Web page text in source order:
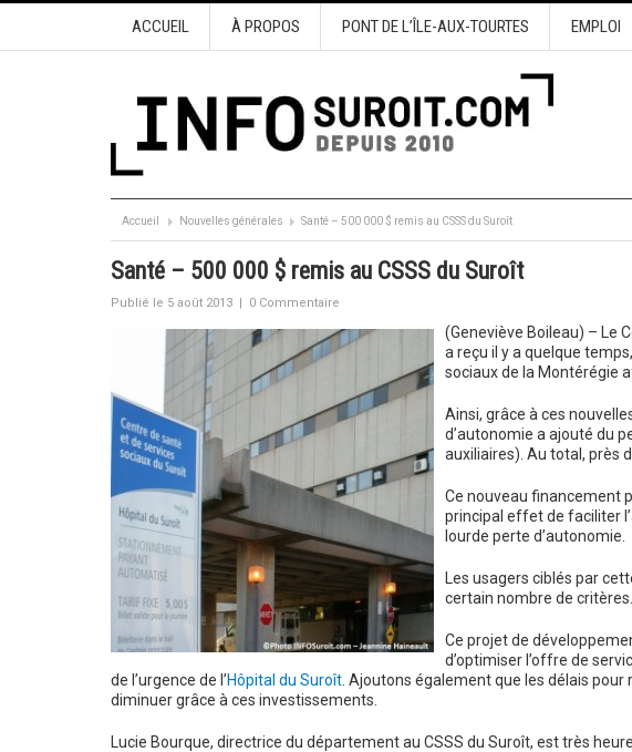
ACCUEIL À PROPOS PONT DE L’ÎLE-AUX-TOURTES EMPLOI
Accueil Nouvelles générales Santé – 500 000 $ remis au CSSS du Suroît
Santé – 500 000 $ remis au CSSS du Suroît
Publié le 5 août 2013 | 0 Commentaire
(Geneviève Boileau) – Le
a reçu il y a quelque
sociaux de la Montérégie
Ainsi, grâce à ces
d’autonomie a ajouté du
auxiliaires). Au total, près
Ce nouveau financement
principal effet de faciliter
lourde perte d’autonomie.
Les usagers ciblés par
certain nombre de critères.
Ce projet de
d’optimiser l’offre de
de l’urgence de l’Hôpital du Suroît. Ajoutons également que les délais
diminuer grâce à ces investissements.
Lucie Bourque, directrice du département au CSSS du Suroît, est très